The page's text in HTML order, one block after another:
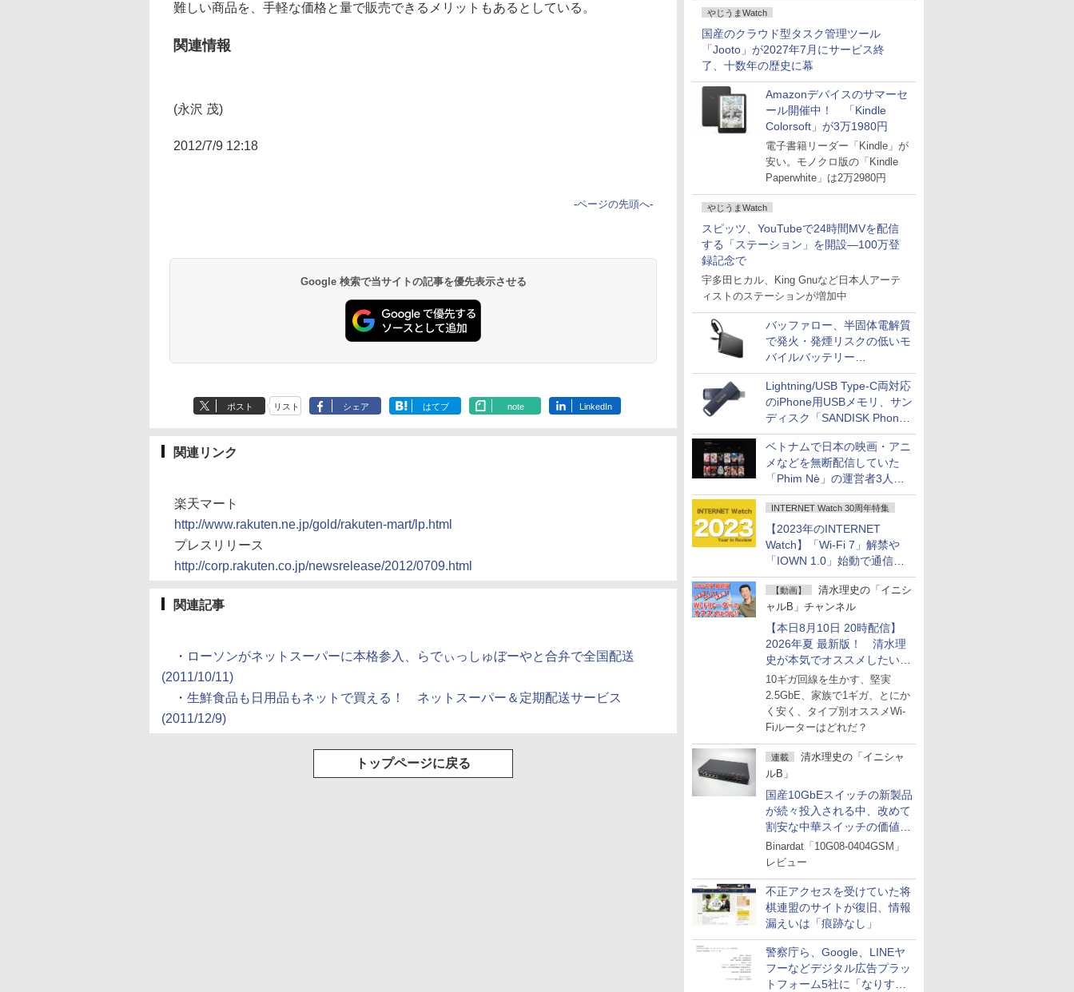
やじうまWatch
国産のクラウド型タスク管理ツール
「Jooto」が2027年7月にサービス終
了、十数年の歴史に幕
Amazonデバイスのサマーセ
ール開催中！ 「Kindle
Colorsoft」が3万1980円
電子書籍リーダー「Kindle」が
安い。モノクロ版の「Kindle
Paperwhite」は2万2980円
やじうまWatch
スピッツ、YouTubeで24時間MVを配信
する「ステーション」を開設―100万登
録記念で
宇多田ヒカル、King Gnuなど日本人アーテ
ィストのステーションが増加中
バッファロー、半固体電解質
で発火・発煙リスクの低いモ
バイルバッテリー
「BMPBSA10000」シリーズ
の店頭販売を9月上旬に開始
Lightning/USB Type-C両対応
のiPhone用USBメモリ、サン
ディスク「SANDISK Phone
Drive for iPhone」発売
ベトナムで日本の映画・アニ
メなどを無断配信していた
「Phim Nè」の運営者3人を
刑事立件
INTERNET Watch 30周年特集
【2023年のINTERNET
Watch】「Wi-Fi 7」解禁や
「IOWN 1.0」始動で通信が
進化、コロナ禍の行動制限も
大幅に緩和へ
【動画】
清水理史の「イニシ
ャルB」チャンネル
【本日8月10日 20時配信】
2026年夏 最新版！ 清水理
史が本気でオススメしたい
Wi-Fiルーターはどれか？
ライブで解説
10ギガ回線を生かす、堅実
2.5GbE、家族で1ギガ、とにか
く安く、タイプ別オススメWi-
Fiルーターはどれだ？
連載
清水理史の「イニシャ
ルB」
国産10GbEスイッチの新製品
が続々投入される中、改めて
割安な中華スイッチの価値を
見直す
Binardat「10G08-0404GSM」
レビュー
不正アクセスを受けていた将
棋連盟のサイトが復旧、情報
漏えいは「痕跡なし」
警察庁ら、Google、LINEヤ
フーなどデジタル広告プラッ
トフォーム5社に「なりすま
難しい商品を、手軽な価格と量で販売できるメリットもあるとしている。
関連情報
(永沢 茂)
2012/7/9 12:18
-ページの先頭へ-
Google 検索で当サイトの記事を優先表示させる
ポスト リスト シェア はてブ note LinkedIn
関連リンク
楽天マート
http://www.rakuten.ne.jp/gold/rakuten-mart/lp.html
プレスリリース
http://corp.rakuten.co.jp/newsrelease/2012/0709.html
関連記事
・ ローソンがネットスーパーに本格参入、らでぃっしゅぼーやと合弁で全国配送
(2011/10/11)
・ 生鮮食品も日用品もネットで買える！ ネットスーパー＆定期配送サービス
(2011/12/9)
トップページに戻る